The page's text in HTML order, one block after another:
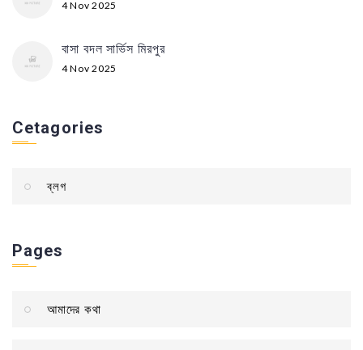
4 Nov 2025
বাসা বদল সার্ভিস মিরপুর
4 Nov 2025
Cetagories
ব্লগ
Pages
আমাদের কথা